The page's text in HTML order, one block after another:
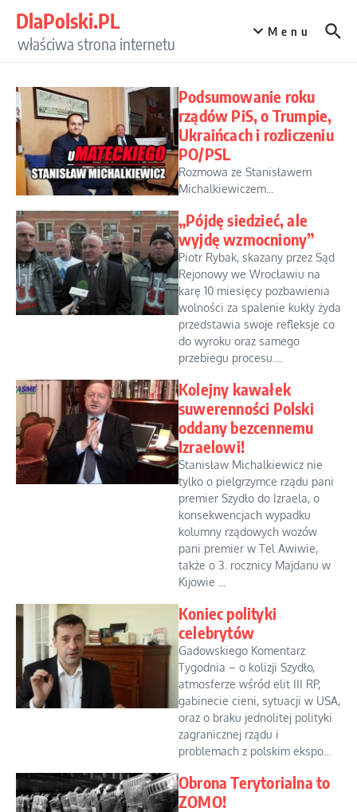
DlaPolski.PL
właściwa strona internetu
Menu
Podsumowanie roku
rządów PiS, o Trumpie,
Ukraińcach i rozliczeniu
PO/PSL
Rozmowa ze Stanisławem
Michalkiewiczem...
„Pójdę siedzieć, ale
wyjdę wzmocniony”
Piotr Rybak, skazany przez Sąd
Rejonowy we Wrocławiu na
karę 10 miesięcy pozbawienia
wolności za spalenie kukły żyda
przedstawia swoje refleksje co
do wyroku oraz samego
przebiegu procesu....
Kolejny kawałek
suwerenności Polski
oddany bezcennemu
Izraelowi!
Stanisław Michalkiewicz nie
tylko o pielgrzymce rządu pani
premier Szydło do Izraela, o
konsekwencjach wypadku
kolumny rządowych wozów
pani premier w Tel Awiwie,
także o 3. rocznicy Majdanu w
Kijowie ...
Koniec polityki
celebrytów
Gadowskiego Komentarz
Tygodnia – o kolizji Szydło,
atmosferze wśród elit III RP,
gabinecie cieni, sytuacji w USA,
oraz o braku jednolitej polityki
zagranicznej rządu i
problemach z polskim ekspo...
Obrona Terytorialna to
ZOMO!